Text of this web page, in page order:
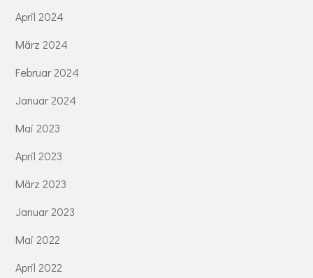
April 2024
März 2024
Februar 2024
Januar 2024
Mai 2023
April 2023
März 2023
Januar 2023
Mai 2022
April 2022